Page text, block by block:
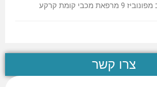
מכבי קומת קרקע
צרו קשר